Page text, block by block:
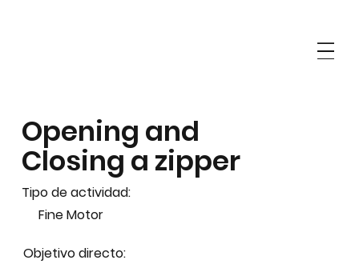
Opening and
Closing a zipper
Tipo de actividad:
Fine Motor
Objetivo directo: